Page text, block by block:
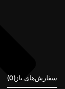
سفارش‌های باز(0)